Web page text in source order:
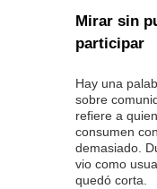
Mirar sin
participar
Hay una
sobre
refiere a
consumen
demasiado.
vio como
quedó corta.